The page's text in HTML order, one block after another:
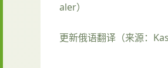
aler）
更新俄语翻译（来源：